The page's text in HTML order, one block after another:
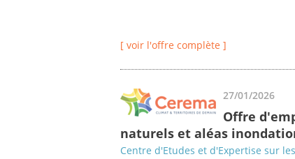
[ voir l'offre complète ]
27/01/2026
Offre
naturels et aléas
Centre d'Etudes et d'Expertise sur